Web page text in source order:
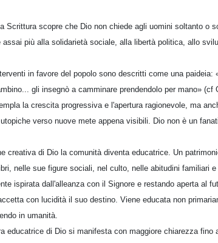
Scrittura scopre che Dio non chiede agli uomini soltanto o
più alla solidarietà sociale, alla libertà politica, allo
in favore del popolo sono descritti come una
gli insegnò a camminare prendendolo per mano» (cf
la crescita progressiva e l'apertura ragionevole, ma
verso nuove mete appena visibili. Dio non è un
creativa di Dio la comunità diventa educatrice. Un
nelle sue figure sociali, nel culto, nelle abitudini familiari
ispirata dall'alleanza con il Signore e restando aperta al
con lucidità il suo destino. Viene educata non
in umanità.
educatrice di Dio si manifesta con maggiore chiarezza